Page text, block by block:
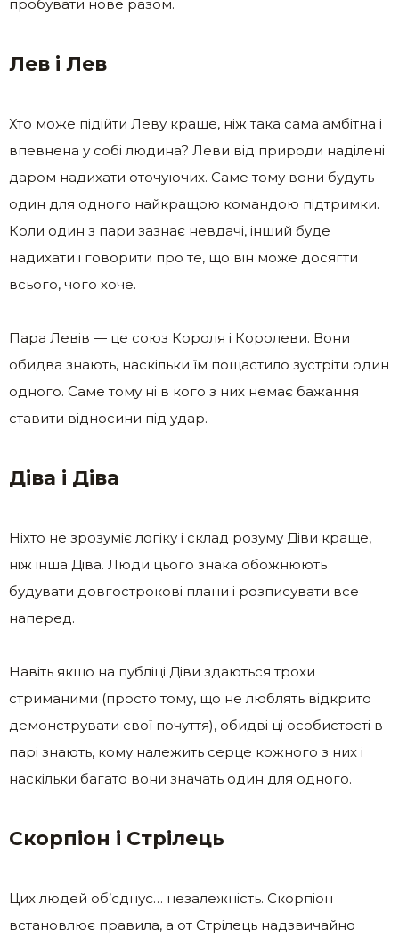
пробувати нове разом.
Лев і Лев
Хто може підійти Леву краще, ніж така сама амбітна і
впевнена у собі людина? Леви від природи наділені
даром надихати оточуючих. Саме тому вони будуть
один для одного найкращою командою підтримки.
Коли один з пари зазнає невдачі, інший буде
надихати і говорити про те, що він може досягти
всього, чого хоче.
Пара Левів — це союз Короля і Королеви. Вони
обидва знають, наскільки їм пощастило зустріти один
одного. Саме тому ні в кого з них немає бажання
ставити відносини під удар.
Діва і Діва
Ніхто не зрозуміє логіку і склад розуму Діви краще,
ніж інша Діва. Люди цього знака обожнюють
будувати довгострокові плани і розписувати все
наперед.
Навіть якщо на публіці Діви здаються трохи
стриманими (просто тому, що не люблять відкрито
демонструвати свої почуття), обидві ці особистості в
парі знають, кому належить серце кожного з них і
наскільки багато вони значать один для одного.
Скорпіон і Стрілець
Цих людей об’єднує… незалежність. Скорпіон
встановлює правила, а от Стрілець надзвичайно